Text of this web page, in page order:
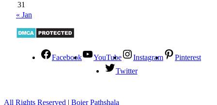
31
« Jan
Facebook YouTube Instagram
Pinterest
Twitter
All Rights Reserved | Boier Pathshala